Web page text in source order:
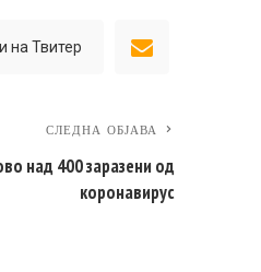
на Твитер
СЛЕДНА ОБЈАВА
над 400 заразени од
коронавирус